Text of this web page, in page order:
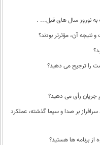
به نوروز سال های قبل... .
نتیجه آن، مؤثرتر بودند؟
را ترجیح می دهید؟
جریان رأی می دهید؟
بر صدا و سیما گذشته، عملکرد
از برنامه ها هستید؟